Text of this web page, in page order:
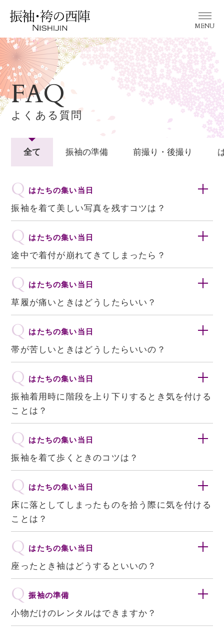
振袖コレクション
プラン
よくある質問
0776-27-3322
FAQ
よくある質問
全て 振袖の準備 前撮り・後撮り
Q はたちの集い当日
振袖を着て美しい写真を残すコツは？
Q はたちの集い当日
途中で着付が崩れてきてしまったら？
Q はたちの集い当日
草履が痛いときはどうしたらいい？
Q はたちの集い当日
帯が苦しいときはどうしたらいいの？
Q はたちの集い当日
振袖着用時に階段を上り下りするとき気を付ける
ことは？
Q はたちの集い当日
振袖を着て歩くときのコツは？
Q はたちの集い当日
床に落としてしまったものを拾う際に気を付ける
ことは？
Q はたちの集い当日
座ったとき袖はどうするといいの？
Q 振袖の準備
小物だけのレンタルはできますか？